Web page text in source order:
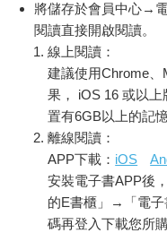
將儲存於會員中心→
閱讀直接開啟閱讀。
線上閱讀：
建議使用Chrome
果， iOS 16 或以
置有6GB以上的記
離線閱讀：
APP下載： iOS
安裝電子書APP後
的E書櫃」→「電子
碼再登入下載您所